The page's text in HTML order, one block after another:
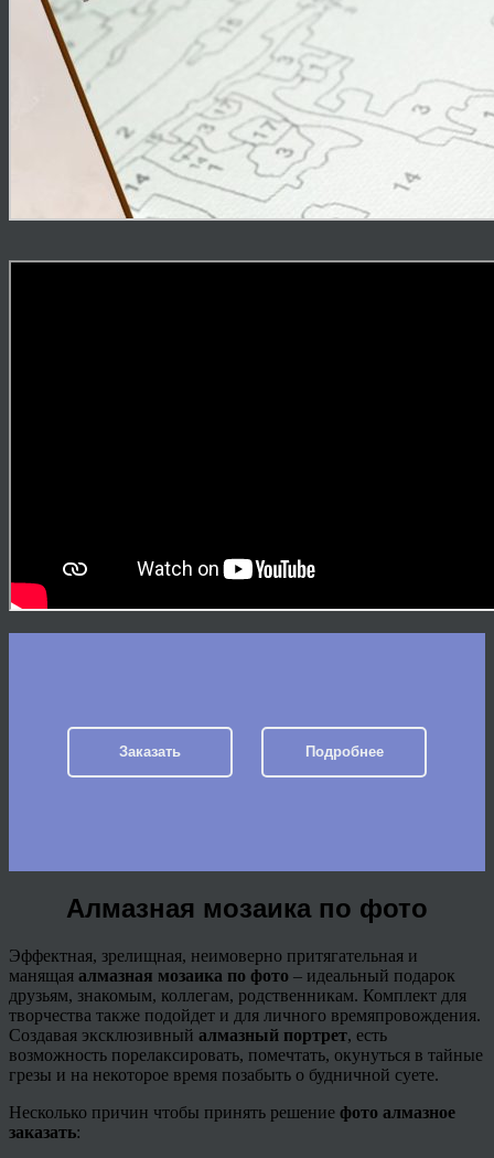
Заказать Подробнее
Алмазная мозаика по фото
Эффектная, зрелищная, неимоверно притягательная и
манящая алмазная мозаика по фото – идеальный подарок
друзьям, знакомым, коллегам, родственникам. Комплект для
творчества также подойдет и для личного времяпровождения.
Создавая эксклюзивный алмазный портрет, есть
возможность порелаксировать, помечтать, окунуться в тайные
грезы и на некоторое время позабыть о будничной суете.
Несколько причин чтобы принять решение фото алмазное
заказать: